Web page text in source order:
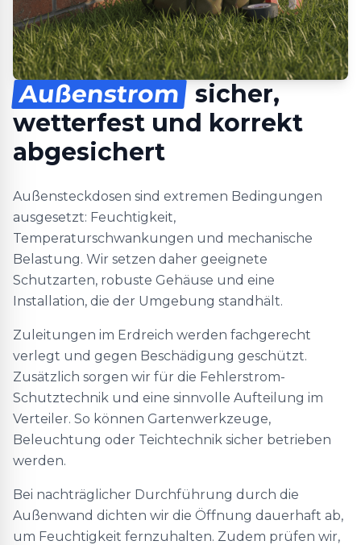
Außenstrom sicher,
wetterfest und korrekt
abgesichert
Außensteckdosen sind extremen Bedingungen
ausgesetzt: Feuchtigkeit,
Temperaturschwankungen und mechanische
Belastung. Wir setzen daher geeignete
Schutzarten, robuste Gehäuse und eine
Installation, die der Umgebung standhält.
Zuleitungen im Erdreich werden fachgerecht
verlegt und gegen Beschädigung geschützt.
Zusätzlich sorgen wir für die Fehlerstrom-
Schutztechnik und eine sinnvolle Aufteilung im
Verteiler. So können Gartenwerkzeuge,
Beleuchtung oder Teichtechnik sicher betrieben
werden.
Bei nachträglicher Durchführung durch die
Außenwand dichten wir die Öffnung dauerhaft ab,
um Feuchtigkeit fernzuhalten. Zudem prüfen wir,